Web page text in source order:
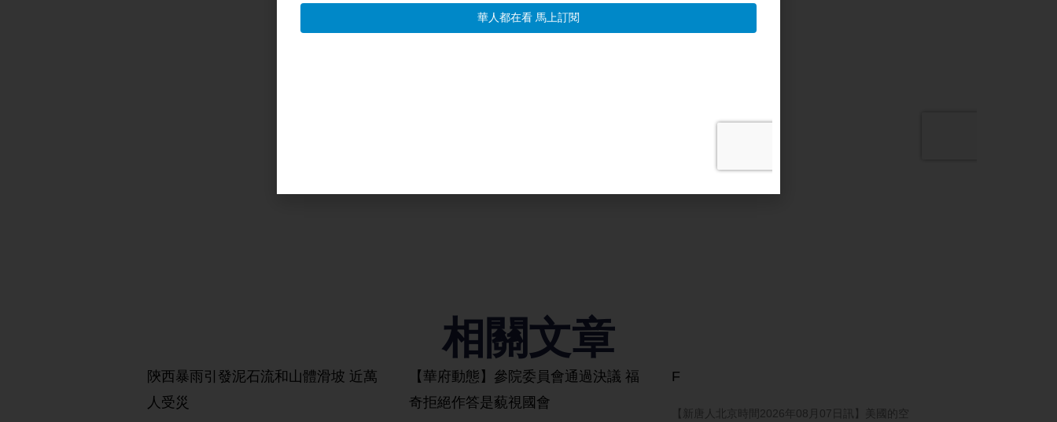
相關文章
陝西暴雨引發泥石流和山體滑坡 近萬
人受災
【華府動態】參院委員會通過決議 福
奇拒絕作答是藐視國會
F
【新唐人北京時間2026年08月07日訊】美國的空